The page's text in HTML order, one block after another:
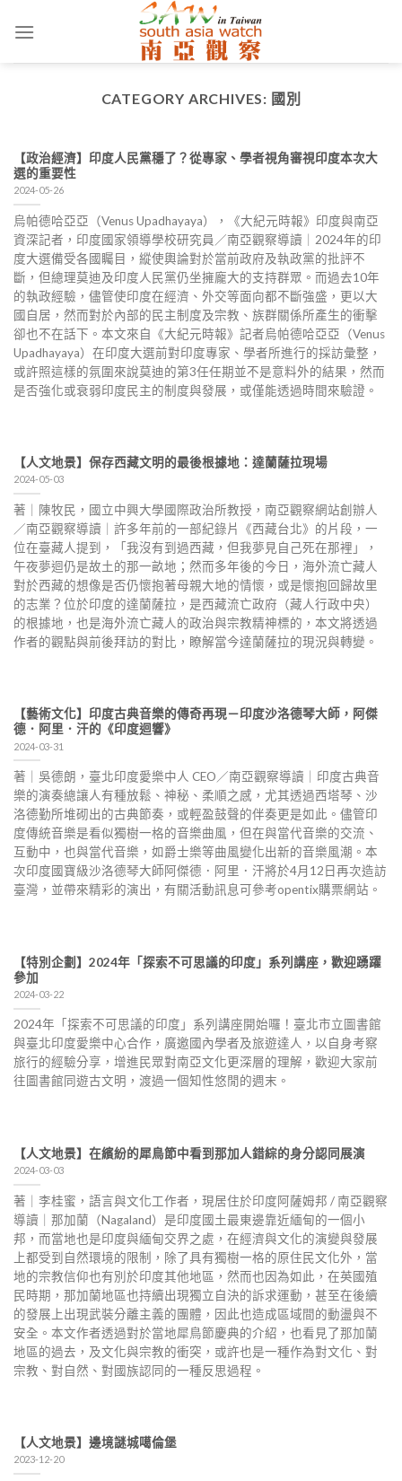
CATEGORY ARCHIVES: 國別
【政治經濟】印度人民黨穩了？從專家、學者視角審視印度本次大
選的重要性
2024-05-26
烏帕德哈亞亞（Venus Upadhayaya），《大紀元時報》印度與南亞
資深記者，印度國家領導學校研究員／南亞觀察導讀｜2024年的印
度大選備受各國矚目，縱使輿論對於當前政府及執政黨的批評不
斷，但總理莫迪及印度人民黨仍坐擁龐大的支持群眾。而過去10年
的執政經驗，儘管使印度在經濟、外交等面向都不斷強盛，更以大
國自居，然而對於內部的民主制度及宗教、族群關係所產生的衝擊
卻也不在話下。本文來自《大紀元時報》記者烏帕德哈亞亞（Venus
Upadhayaya）在印度大選前對印度專家、學者所進行的採訪彙整，
或許照這樣的氛圍來說莫迪的第3任任期並不是意料外的結果，然而
是否強化或衰弱印度民主的制度與發展，或僅能透過時間來驗證。
【人文地景】保存西藏文明的最後根據地：達蘭薩拉現場
2024-05-03
著｜陳牧民，國立中興大學國際政治所教授，南亞觀察網站創辦人
／南亞觀察導讀｜許多年前的一部紀錄片《西藏台北》的片段，一
位在臺藏人提到，「我沒有到過西藏，但我夢見自己死在那裡」，
午夜夢迴仍是故土的那一畝地；然而多年後的今日，海外流亡藏人
對於西藏的想像是否仍懷抱著母親大地的情懷，或是懷抱回歸故里
的志業？位於印度的達蘭薩拉，是西藏流亡政府（藏人行政中央）
的根據地，也是海外流亡藏人的政治與宗教精神標的，本文將透過
作者的觀點與前後拜訪的對比，瞭解當今達蘭薩拉的現況與轉變。
【藝術文化】印度古典音樂的傳奇再現－印度沙洛德琴大師，阿傑
德．阿里．汗的《印度迴響》
2024-03-31
著｜吳德朗，臺北印度愛樂中人 CEO／南亞觀察導讀｜印度古典音
樂的演奏總讓人有種放鬆、神秘、柔順之感，尤其透過西塔琴、沙
洛德勤所堆砌出的古典節奏，或輕盈鼓聲的伴奏更是如此。儘管印
度傳統音樂是看似獨樹一格的音樂曲風，但在與當代音樂的交流、
互動中，也與當代音樂，如爵士樂等曲風變化出新的音樂風潮。本
次印度國寶級沙洛德琴大師阿傑德．阿里．汗將於4月12日再次造訪
臺灣，並帶來精彩的演出，有關活動訊息可參考opentix購票網站。
【特別企劃】2024年「探索不可思議的印度」系列講座，歡迎踴躍
參加
2024-03-22
2024年「探索不可思議的印度」系列講座開始囉！臺北市立圖書館
與臺北印度愛樂中心合作，廣邀國內學者及旅遊達人，以自身考察
旅行的經驗分享，增進民眾對南亞文化更深層的理解，歡迎大家前
往圖書館同遊古文明，渡過一個知性悠閒的週末。
【人文地景】在繽紛的犀鳥節中看到那加人錯綜的身分認同展演
2024-03-03
著｜李桂蜜，語言與文化工作者，現居住於印度阿薩姆邦 / 南亞觀察
導讀｜那加蘭（Nagaland）是印度國土最東邊靠近緬甸的一個小
邦，而當地也是印度與緬甸交界之處，在經濟與文化的演變與發展
上都受到自然環境的限制，除了具有獨樹一格的原住民文化外，當
地的宗教信仰也有別於印度其他地區，然而也因為如此，在英國殖
民時期，那加蘭地區也持續出現獨立自決的訴求運動，甚至在後續
的發展上出現武裝分離主義的團體，因此也造成區域間的動盪與不
安全。本文作者透過對於當地犀鳥節慶典的介紹，也看見了那加蘭
地區的過去，及文化與宗教的衝突，或許也是一種作為對文化、對
宗教、對自然、對國族認同的一種反思過程。
【人文地景】邊境謎城噶倫堡
2023-12-20